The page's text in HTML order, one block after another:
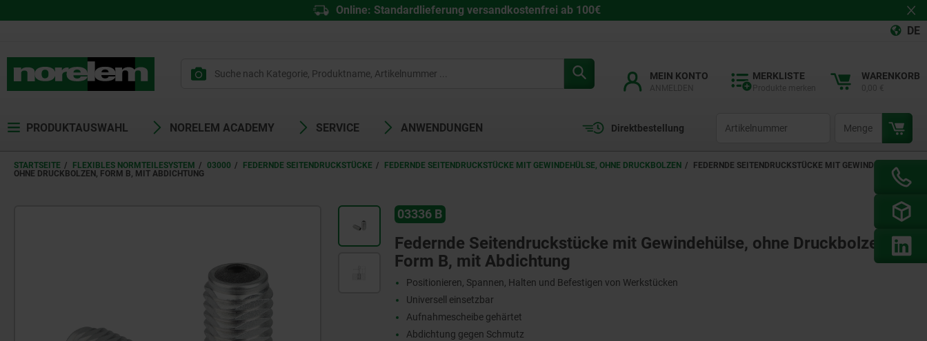
Online: Standardlieferung versandkostenfrei ab 100€
DE
MEIN KONTO MERKLISTE WARENKORB
PRODUKTAUSWAHL NORELEM ACADEMY SERVICE ANWENDUNGEN Direktbestellung
STARTSEITE FLEXIBLES NORMTEILESYSTEM 03000 FEDERNDE SEITENDRUCKSTÜCKE FEDERNDE SEITENDRUCKSTÜCKE MIT GEWINDEHÜLSE, OHNE DRUCKBOLZEN
FEDERNDE SEITENDRUCKSTÜCKE MIT GEWINDEHÜLSE,
OHNE DRUCKBOLZEN, FORM B, MIT ABDICHTUNG
03336 B
Federnde Seitendruckstücke mit Gewindehülse, ohne Druckbolzen,
Form B, mit Abdichtung
Positionieren, Spannen, Halten und Befestigen von Werkstücken
Universell einsetzbar
Aufnahmescheibe gehärtet
Abdichtung gegen Schmutz